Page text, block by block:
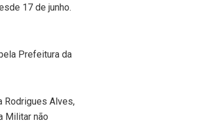
17 de junho.
Prefeitura da
Rodrigues Alves,
Militar não